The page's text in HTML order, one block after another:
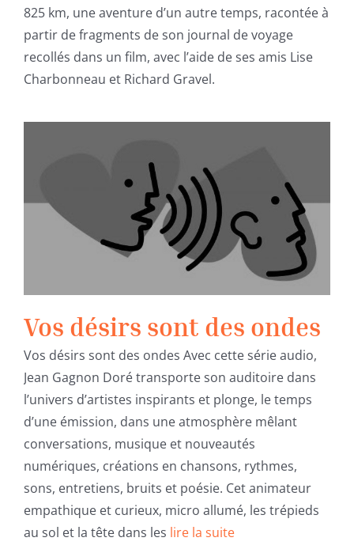
825 km, une aventure d’un autre temps, racontée à
partir de fragments de son journal de voyage
recollés dans un film, avec l’aide de ses amis Lise
Charbonneau et Richard Gravel.
Vos désirs sont des ondes
Vos désirs sont des ondes
Vos désirs sont des ondes Avec cette série audio,
Jean Gagnon Doré transporte son auditoire dans
l’univers d’artistes inspirants et plonge, le temps
d’une émission, dans une atmosphère mêlant
conversations, musique et nouveautés
numériques, créations en chansons, rythmes,
sons, entretiens, bruits et poésie. Cet animateur
empathique et curieux, micro allumé, les trépieds
au sol et la tête dans les lire la suite